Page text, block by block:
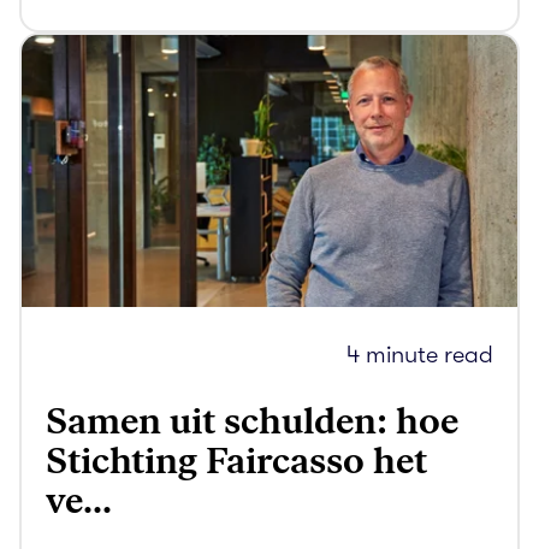
4 minute read
Samen uit schulden: hoe
Stichting Faircasso het
ve...